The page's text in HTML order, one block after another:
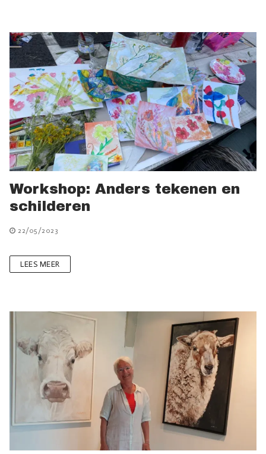
Workshop: Anders tekenen en
schilderen
22/05/2023
LEES MEER